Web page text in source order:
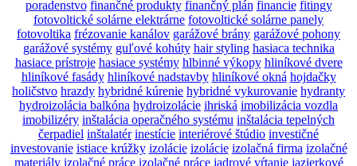
poradenstvo finančné produkty finančný plán financie fitingy
fotovoltické solárne elektrárne fotovoltické solárne panely
fotovoltika frézovanie kanálov garážové brány garážové pohony
garážové systémy guľové kohúty hair styling hasiaca technika
hasiace prístroje hasiace systémy hlbinné výkopy hliníkové dvere
hliníkové fasády hliníkové nadstavby hliníkové okná hojdačky
holičstvo hrazdy hybridné kúrenie hybridné vykurovanie hydranty
hydroizolácia balkóna hydroizolácie ihriská imobilizácia vozdla
imobilizéry inštalácia operačného systému inštalácia tepelných
čerpadiel inštalatér inestície interiérové štúdio investičné
investovanie istiace krúžky izolácie izolácie izolačná firma izolačné
materiály izolačné práce izolačné práce jadrové vŕtanie jazierkové